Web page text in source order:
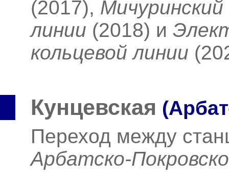
(2017),
линии (2018) и
кольцевой линии
Кунцевская
Переход между
Арбатско-